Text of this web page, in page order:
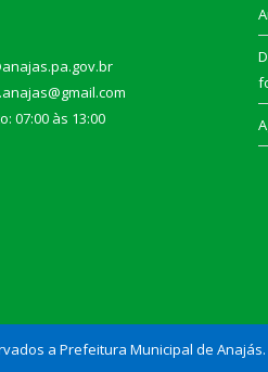
07:00 às 13:00
a Prefeitura Municipal de Anajás.